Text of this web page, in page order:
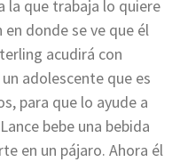
la que trabaja lo quiere
donde se ve que él
acudirá con
adolescente que es
para que lo ayude a
bebe una bebida
en un pájaro. Ahora él